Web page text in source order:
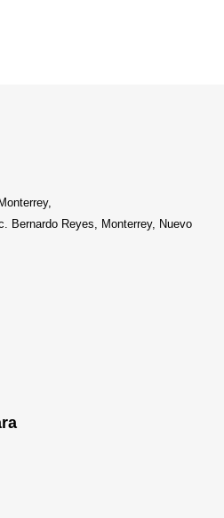
Bernardo Reyes, Monterrey, Nuevo